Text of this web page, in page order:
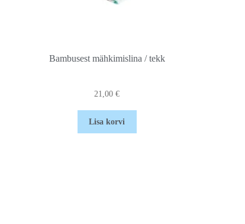
Bambusest mähkimislina / tekk
21,00€
Lisa korvi